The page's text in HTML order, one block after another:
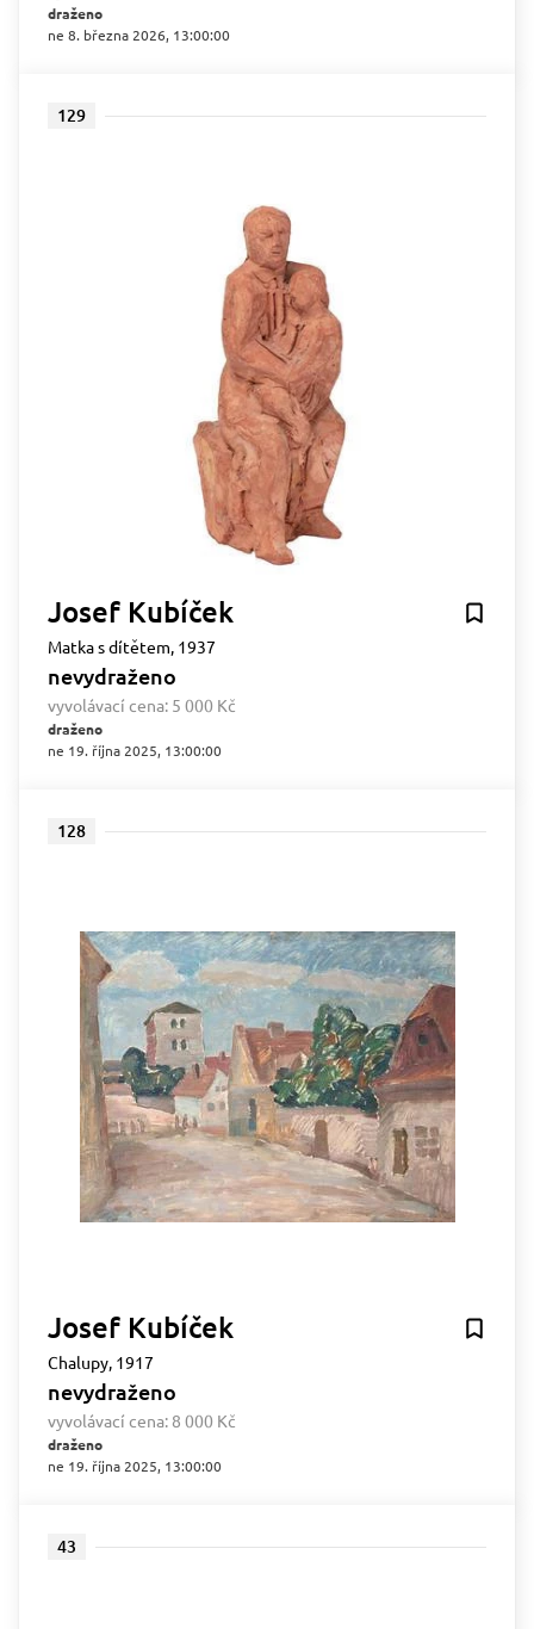
draženo
ne 8. března 2026, 13:00:00
129
Josef Kubíček
Matka s dítětem, 1937
nevydraženo
vyvolávací cena: 5 000 Kč
draženo
ne 19. října 2025, 13:00:00
128
Josef Kubíček
Chalupy, 1917
nevydraženo
vyvolávací cena: 8 000 Kč
draženo
ne 19. října 2025, 13:00:00
43